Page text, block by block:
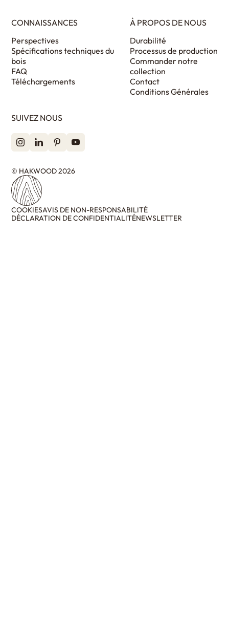
CONNAISSANCES
Perspectives
Spécifications techniques du
bois
FAQ
Téléchargements
À PROPOS DE NOUS
Durabilité
Processus de production
Commander notre
collection
Contact
Conditions Générales
SUIVEZ NOUS
© HAKWOOD 2026
COOKIESAVIS DE NON-RESPONSABILITÉ
DÉCLARATION DE CONFIDENTIALITÉNEWSLETTER